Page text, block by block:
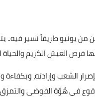
يونيو طريقاً نسير فيه..
فرص العيش الكريم والحياة
الشعب وإرادته،
في هُوّة الفوضى والتمزق